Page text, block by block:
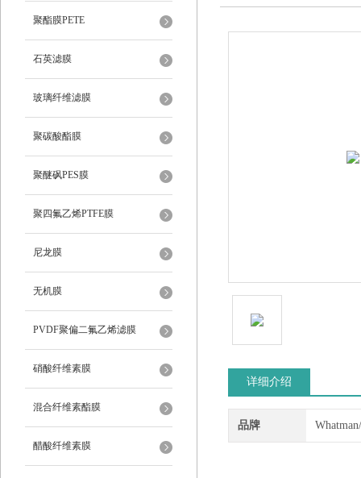
聚酯膜PETE
石英滤膜
玻璃纤维滤膜
聚碳酸酯膜
聚醚砜PES膜
聚四氟乙烯PTFE膜
尼龙膜
无机膜
PVDF聚偏二氟乙烯滤膜
硝酸纤维素膜
混合纤维素酯膜
醋酸纤维素膜
详细介绍
品牌